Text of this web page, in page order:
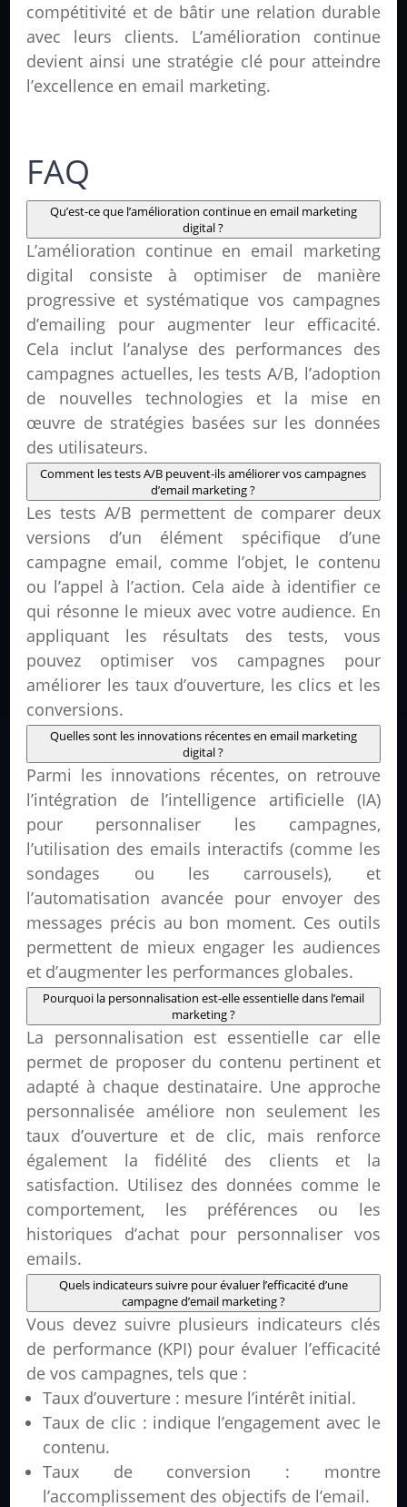
compétitivité et de bâtir une relation durable
avec leurs clients. L’amélioration continue
devient ainsi une stratégie clé pour atteindre
l’excellence en email marketing.
FAQ
Qu’est-ce que l’amélioration continue en email marketing
digital ?
L’amélioration continue en email marketing
digital consiste à optimiser de manière
progressive et systématique vos campagnes
d’emailing pour augmenter leur efficacité.
Cela inclut l’analyse des performances des
campagnes actuelles, les tests A/B, l’adoption
de nouvelles technologies et la mise en
œuvre de stratégies basées sur les données
des utilisateurs.
Comment les tests A/B peuvent-ils améliorer vos campagnes
d’email marketing ?
Les tests A/B permettent de comparer deux
versions d’un élément spécifique d’une
campagne email, comme l’objet, le contenu
ou l’appel à l’action. Cela aide à identifier ce
qui résonne le mieux avec votre audience. En
appliquant les résultats des tests, vous
pouvez optimiser vos campagnes pour
améliorer les taux d’ouverture, les clics et les
conversions.
Quelles sont les innovations récentes en email marketing
digital ?
Parmi les innovations récentes, on retrouve
l’intégration de l’intelligence artificielle (IA)
pour personnaliser les campagnes,
l’utilisation des emails interactifs (comme les
sondages ou les carrousels), et
l’automatisation avancée pour envoyer des
messages précis au bon moment. Ces outils
permettent de mieux engager les audiences
et d’augmenter les performances globales.
Pourquoi la personnalisation est-elle essentielle dans l’email
marketing ?
La personnalisation est essentielle car elle
permet de proposer du contenu pertinent et
adapté à chaque destinataire. Une approche
personnalisée améliore non seulement les
taux d’ouverture et de clic, mais renforce
également la fidélité des clients et la
satisfaction. Utilisez des données comme le
comportement, les préférences ou les
historiques d’achat pour personnaliser vos
emails.
Quels indicateurs suivre pour évaluer l’efficacité d’une
campagne d’email marketing ?
Vous devez suivre plusieurs indicateurs clés
de performance (KPI) pour évaluer l’efficacité
de vos campagnes, tels que :
Taux d’ouverture : mesure l’intérêt initial.
Taux de clic : indique l’engagement avec le
contenu.
Taux de conversion : montre
l’accomplissement des objectifs de l’email.